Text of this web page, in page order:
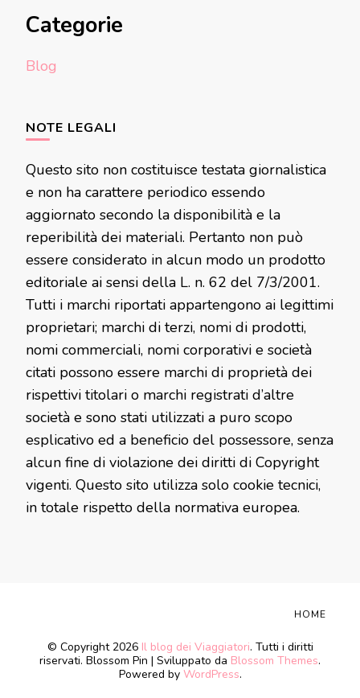
Categorie
Blog
NOTE LEGALI
Questo sito non costituisce testata giornalistica
e non ha carattere periodico essendo
aggiornato secondo la disponibilità e la
reperibilità dei materiali. Pertanto non può
essere considerato in alcun modo un prodotto
editoriale ai sensi della L. n. 62 del 7/3/2001.
Tutti i marchi riportati appartengono ai legittimi
proprietari; marchi di terzi, nomi di prodotti,
nomi commerciali, nomi corporativi e società
citati possono essere marchi di proprietà dei
rispettivi titolari o marchi registrati d’altre
società e sono stati utilizzati a puro scopo
esplicativo ed a beneficio del possessore, senza
alcun fine di violazione dei diritti di Copyright
vigenti. Questo sito utilizza solo cookie tecnici,
in totale rispetto della normativa europea.
© Copyright 2026 Il blog dei Viaggiatori. Tutti i diritti
riservati. Blossom Pin | Sviluppato da Blossom Themes.
Powered by WordPress.
HOME